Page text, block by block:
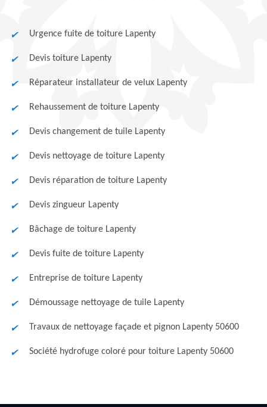
Urgence fuite de toiture Lapenty
Devis toiture Lapenty
Réparateur installateur de velux Lapenty
Rehaussement de toiture Lapenty
Devis changement de tuile Lapenty
Devis nettoyage de toiture Lapenty
Devis réparation de toiture Lapenty
Devis zingueur Lapenty
Bâchage de toiture Lapenty
Devis fuite de toiture Lapenty
Entreprise de toiture Lapenty
Démoussage nettoyage de tuile Lapenty
Travaux de nettoyage façade et pignon Lapenty 50600
Société hydrofuge coloré pour toiture Lapenty 50600